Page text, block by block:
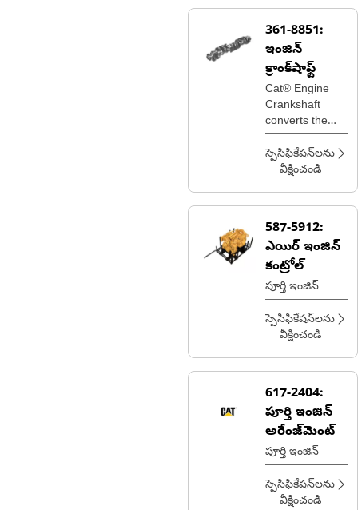
361-8851:
ఇంజిన్
క్రాంక్‌షాఫ్ట్
Cat® Engine
Crankshaft
converts the
piston's linear
reciprocating
motion into a
motion for
స్పెసిఫికేషన్‌లను
వీక్షించండి
587-5912:
ఎయిర్ ఇంజిన్
కంట్రోల్
పూర్తి ఇంజిన్
స్పెసిఫికేషన్‌లను
వీక్షించండి
617-2404:
పూర్తి ఇంజిన్
అరేంజ్‌మెంట్
పూర్తి ఇంజిన్
స్పెసిఫికేషన్‌లను
వీక్షించండి